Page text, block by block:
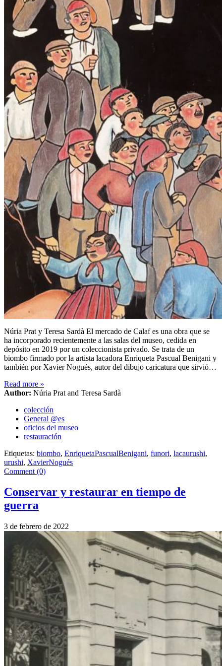
Núria Prat y Teresa Sardà El mercado de Calaf es una obra que se
ha incorporado recientemente a las salas del museo, cedida en
depósito en 2019 por un coleccionista privado. Se trata de un
biombo firmado por la artista lacadora Enriqueta Pascual Benigani y
también por Xavier Nogués, autor del dibujo caricatura que sirvió…
Read more »
Author: Núria Prat and Teresa Sardà
colección
General @es
oficios del museo
restauración
Etiquetas: biombo, EnriquetaPascualBenigani, funori, lacaurushi,
urushi, XavierNogués
Comment (0)
Conservar y restaurar en tiempo de
guerra
3 de febrero de 2022